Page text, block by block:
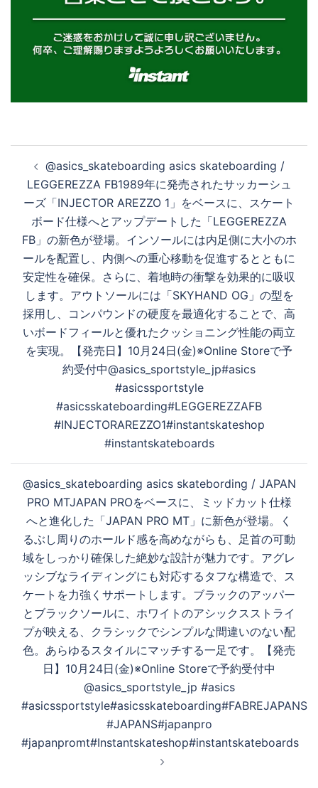
ゲ
ー
シ
ョ
ン
@asics_skateboarding asics skateboarding /
LEGGEREZZA FB1989年に発売されたサッカーシュ
ーズ「INJECTOR AREZZO 1」をベースに、スケート
ボード仕様へとアップデートした「LEGGEREZZA
FB」の新色が登場。インソールには内足側に大小のホ
ールを配置し、内側への重心移動を促進するとともに
安定性を確保。さらに、着地時の衝撃を効果的に吸収
します。アウトソールには「SKYHAND OG」の型を
採用し、コンパウンドの硬度を最適化することで、高
いボードフィールと優れたクッショニング性能の両立
を実現。【発売日】10月24日(金)※Online Storeで予
約受付中@asics_sportstyle_jp#asics
#asicssportstyle
#asicsskateboarding#LEGGEREZZAFB
#INJECTORAREZZO1#instantskateshop
#instantskateboards
@asics_skateboarding asics skatebording / JAPAN
PRO MTJAPAN PROをベースに、ミッドカット仕様
へと進化した「JAPAN PRO MT」に新色が登場。く
るぶし周りのホールド感を高めながらも、足首の可動
域をしっかり確保した絶妙な設計が魅力です。アグレ
ッシブなライディングにも対応するタフな構造で、ス
ケートを力強くサポートします。ブラックのアッパー
とブラックソールに、ホワイトのアシックスストライ
プが映える、クラシックでシンプルな間違いのない配
色。あらゆるスタイルにマッチする一足です。【発売
日】10月24日(金)※Online Storeで予約受付中
@asics_sportstyle_jp #asics
#asicssportstyle#asicsskateboarding#FABREJAPANS
#JAPANS#japanpro
#japanpromt#Instantskateshop#instantskateboards